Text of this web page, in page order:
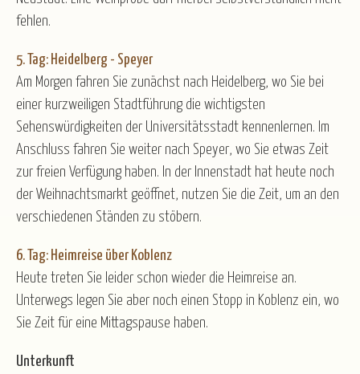
fehlen.
5. Tag: Heidelberg - Speyer
Am Morgen fahren Sie zunächst nach Heidelberg, wo Sie bei
einer kurzweiligen Stadtführung die wichtigsten
Sehenswürdigkeiten der Universitätsstadt kennenlernen. Im
Anschluss fahren Sie weiter nach Speyer, wo Sie etwas Zeit
zur freien Verfügung haben. In der Innenstadt hat heute noch
der Weihnachtsmarkt geöffnet, nutzen Sie die Zeit, um an den
verschiedenen Ständen zu stöbern.
6. Tag: Heimreise über Koblenz
Heute treten Sie leider schon wieder die Heimreise an.
Unterwegs legen Sie aber noch einen Stopp in Koblenz ein, wo
Sie Zeit für eine Mittagspause haben.
Unterkunft